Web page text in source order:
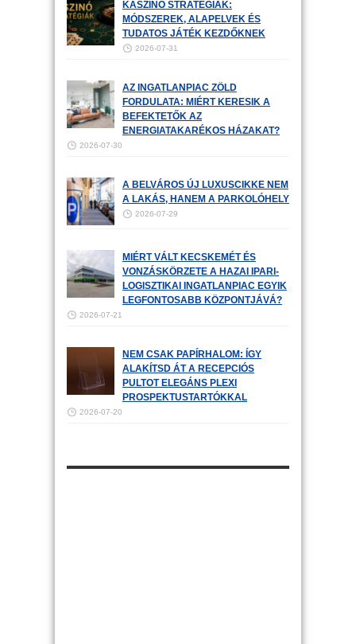
KASZINÓ STRATÉGIÁK:
MÓDSZEREK, ALAPELVEK ÉS
TUDATOS JÁTÉK KEZDŐKNEK
2026-07-31
AZ INGATLANPIAC ZÖLD
FORDULATA: MIÉRT KERESIK A
BEFEKTETŐK AZ
ENERGIATAKARÉKOS HÁZAKAT?
2026-07-30
A BELVÁROS ÚJ LUXUSCIKKE NEM
A LAKÁS, HANEM A PARKOLÓHELY
2026-07-29
MIÉRT VÁLT KECSKEMÉT ÉS
VONZÁSKÖRZETE A HAZAI IPARI-
LOGISZTIKAI INGATLANPIAC EGYIK
LEGFONTOSABB KÖZPONTJÁVÁ?
2026-07-21
NEM CSAK PAPÍRHALOM: ÍGY
ALAKÍTSD ÁT A RECEPCIÓS
PULTOT ELEGÁNS PLEXI
PROSPEKTUSTARTÓKKAL
2026-07-20